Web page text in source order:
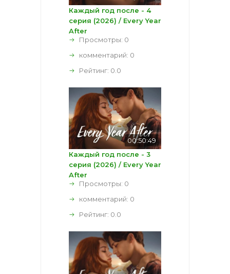
Каждый год после - 4
серия (2026) / Every Year
After
Просмотры: 0
комментарий: 0
Рейтинг: 0.0
00:50:49
Каждый год после - 3
серия (2026) / Every Year
After
Просмотры: 0
комментарий: 0
Рейтинг: 0.0